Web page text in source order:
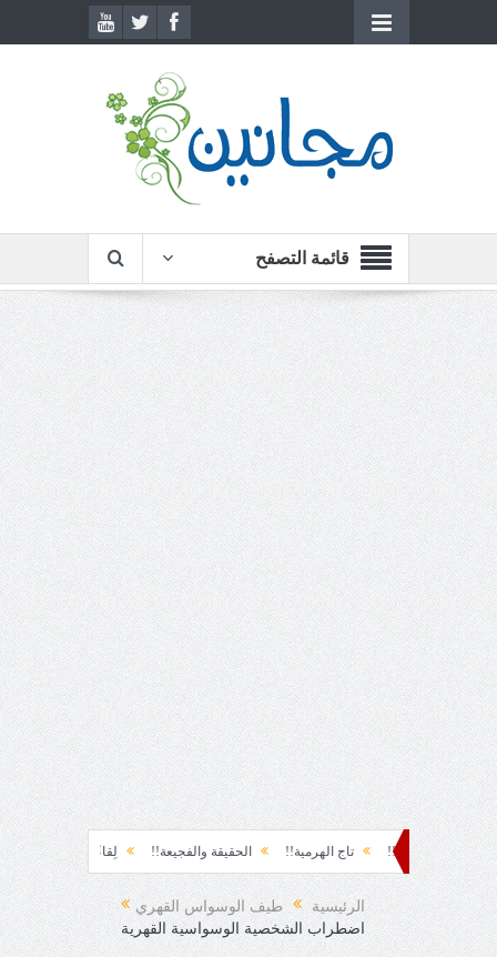
قائمة التصفح
تاج الهرمية!! الحقيقة والفجيعة!! لِقاءُ في المَطَرِ! أين القيادة!!
الرئيسية
طيف الوسواس القهري
اضطراب الشخصية الوسواسية القهرية